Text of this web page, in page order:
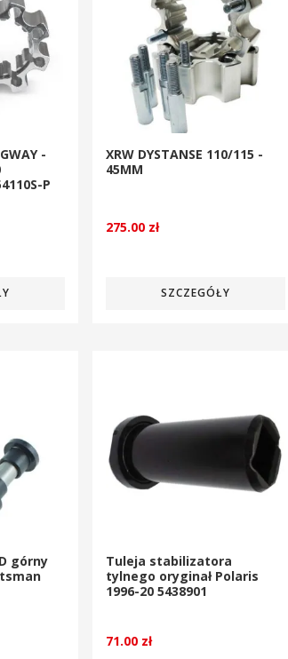
-
P
XRW DYSTANSE 110/115 -
45MM
275.00 zł
SZCZEGÓŁY
górny
Tuleja stabilizatora
tylnego oryginał Polaris
1996-20 5438901
71.00 zł